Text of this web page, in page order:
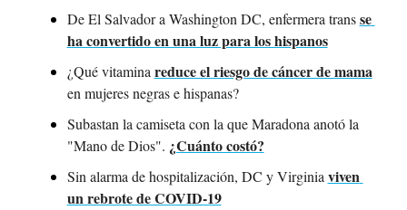
De El Salvador a Washington DC, enfermera trans se
ha convertido en una luz para los hispanos
¿Qué vitamina reduce el riesgo de cáncer de mama
en mujeres negras e hispanas?
Subastan la camiseta con la que Maradona anotó la
"Mano de Dios". ¿Cuánto costó?
Sin alarma de hospitalización, DC y Virginia viven
un rebrote de COVID-19